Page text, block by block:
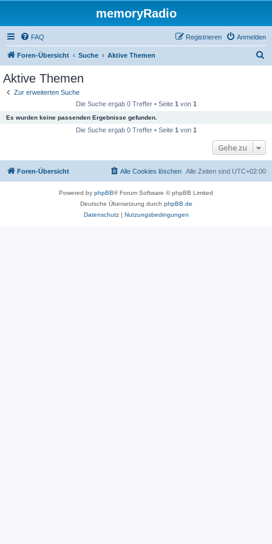
memoryRadio
FAQ Anmelden
Registrieren
Foren-Übersicht Suche Aktive Themen
Aktive Themen
Zur erweiterten Suche
Die Suche ergab 0 Treffer • Seite 1 von 1
Es wurden keine passenden Ergebnisse gefunden.
Die Suche ergab 0 Treffer • Seite 1 von 1
Gehe zu
Foren-Übersicht Alle Zeiten sind UTC+02:00
Alle Cookies löschen
Powered by phpBB® Forum Software © phpBB Limited
Deutsche Übersetzung durch phpBB.de
Datenschutz| Nutzungsbedingungen